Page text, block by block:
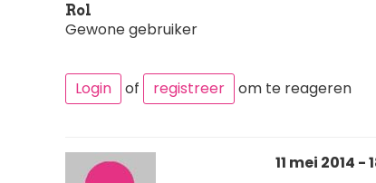
Rol
Gewone gebruiker
Login of registreer om te reageren
11 mei 2014 -